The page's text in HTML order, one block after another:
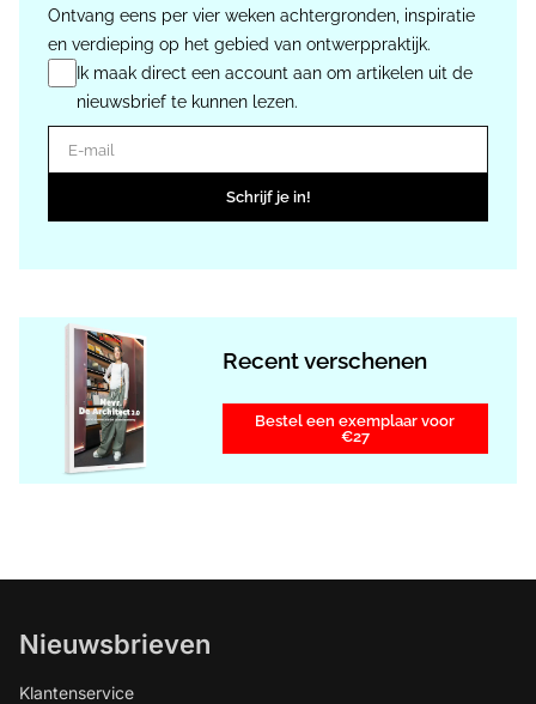
Ontvang eens per vier weken achtergronden, inspiratie
en verdieping op het gebied van ontwerppraktijk.
Ik maak direct een account aan om artikelen uit de
nieuwsbrief te kunnen lezen.
Schrijf je in!
Recent verschenen
Bestel een exemplaar voor
€27
Nieuwsbrieven
Klantenservice